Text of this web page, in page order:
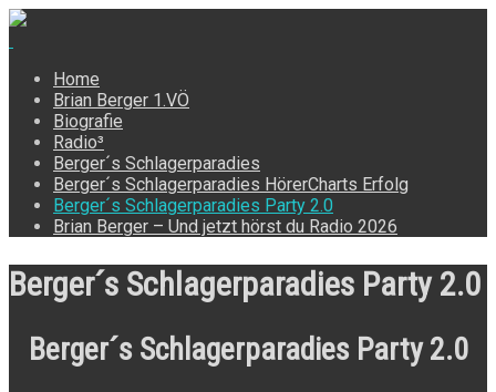
Home
Brian Berger 1.VÖ
Biografie
Radio³
Berger´s Schlagerparadies
Berger´s Schlagerparadies HörerCharts Erfolg
Berger´s Schlagerparadies Party 2.0
Brian Berger – Und jetzt hörst du Radio 2026
Berger´s Schlagerparadies Party 2.0
Berger´s Schlagerparadies Party 2.0